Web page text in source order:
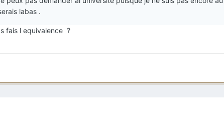
labas .
fais l equivalence ?